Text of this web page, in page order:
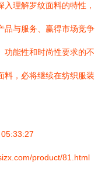
理解罗纹面料的特性，
品与服务、赢得市场竞争
功能性和时尚性要求的不
料，必将继续在纺织服装
product/81.html